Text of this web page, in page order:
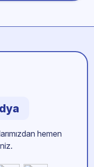
hemen